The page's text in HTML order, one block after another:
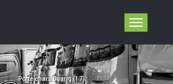
Toggle
navigation
Porte chars Duarig (17)